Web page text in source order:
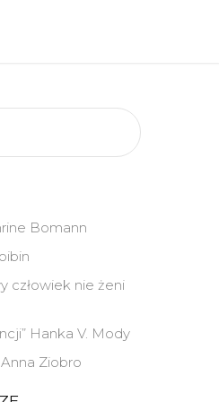
Bomann
człowiek nie żeni
Hanka V. Mody
Anna Ziobro